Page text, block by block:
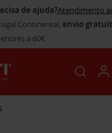
de ajuda?Atendimento
Continental, envio
a 60€